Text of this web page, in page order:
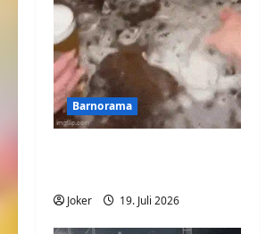
Barnorama
Joker 19. Juli 2026